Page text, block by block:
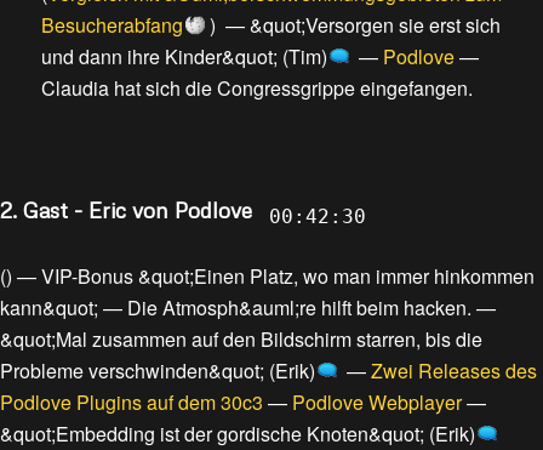
Besucherabfang
) —&quot;Versorgen sie erst sich
und dann ihre Kinder&quot; (Tim)
— Podlove—
Claudia hat sich die Congressgrippe eingefangen.
2. Gast - Eric von Podlove 00:42:30
() —VIP-Bonus &quot;Einen Platz, wo man immer hinkommen
kann&quot; — Die Atmosph&auml;re hilft beim hacken. —
&quot;Mal zusammen auf den Bildschirm starren, bis die
Probleme verschwinden&quot; (Erik)
—Zwei Releases des
Podlove Plugins auf dem 30c3 — Podlove Webplayer—
&quot;Embedding ist der gordische Knoten&quot; (Erik)